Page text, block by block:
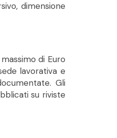
dimensione
di Euro
lavorativa e
Gli
su riviste